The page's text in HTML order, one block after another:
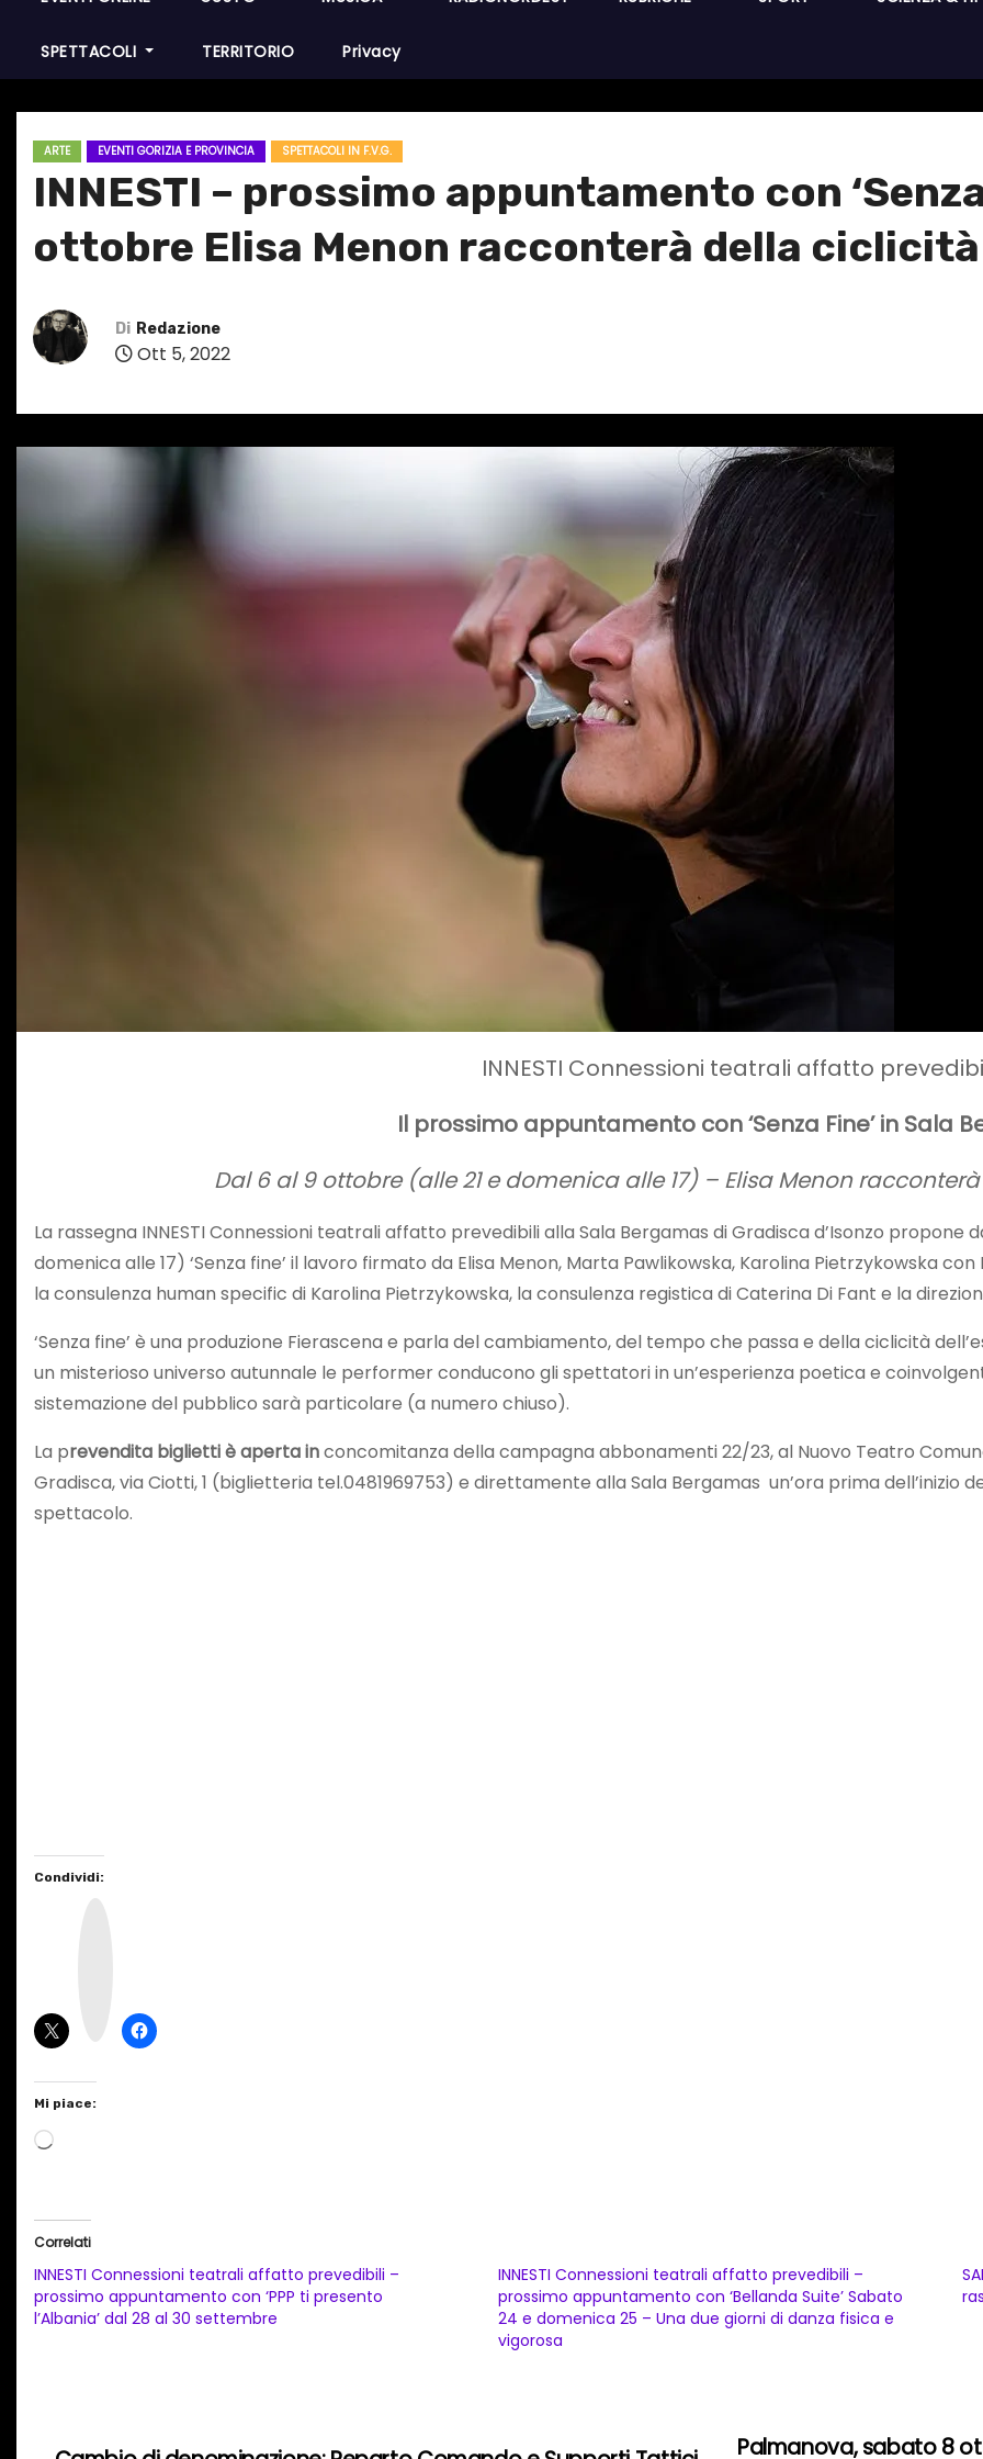
SPETTACOLI TERRITORIO Privacy
ARTE EVENTI GORIZIA E PROVINCIA SPETTACOLI IN F.V.G.
INNESTI – prossimo appuntamento con
ottobre Elisa Menon racconterà della
Di Redazione
Ott 5, 2022
INNESTI Connessioni teatrali affatto
Il prossimo appuntamento con ‘Senza Fine’ in Sala
Dal 6 al 9 ottobre (alle 21 e domenica alle 17) – Elisa Menon
La rassegna INNESTI Connessioni teatrali affatto prevedibili alla Sala Bergamas di Gradisca d’Isonzo propone
domenica alle 17) ‘Senza fine’ il lavoro firmato da Elisa Menon, Marta Pawlikowska, Karolina Pietrzykowska
la consulenza human specific di Karolina Pietrzykowska, la consulenza registica di Caterina Di Fant e la
‘Senza fine’ è una produzione Fierascena e parla del cambiamento, del tempo che passa e della ciclicità
un misterioso universo autunnale le performer conducono gli spettatori in un’esperienza poetica e
sistemazione del pubblico sarà particolare (a numero chiuso).
La prevendita biglietti è aperta inconcomitanza della campagna abbonamenti 22/23, al Nuovo Teatro
Gradisca, via Ciotti, 1 (biglietteria tel.0481969753) e direttamente alla Sala Bergamas un’ora prima dell’inizio
spettacolo.
Condividi:
Mi piace:
C
a
m
o
Correlati
INNESTI Connessioni teatrali affatto prevedibili –
prossimo appuntamento con ‘PPP ti presento
l’Albania’ dal 28 al 30 settembre
INNESTI Connessioni teatrali affatto prevedibili –
prossimo appuntamento con ‘Bellanda Suite’ Sabato
24 e domenica 25 – Una due giorni di danza fisica e
vigorosa
Palmanova, sabato 8